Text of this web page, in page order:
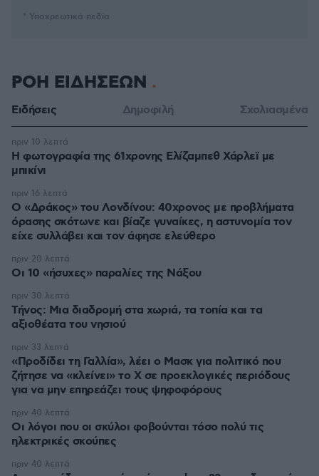
* Υποχρεωτικά πεδία
ΡΟΗ ΕΙΔΗΣΕΩΝ
Ειδήσεις Δημοφιλή Σχολιασμένα
Η φωτογραφία της 61χρονης Ελίζαμπεθ Χάρλεϊ με
μπικίνι
πριν 10 λεπτά
Ο «Δράκος» του Λονδίνου: 40χρονος με προβλήματα
όρασης σκότωνε και βίαζε γυναίκες, η αστυνομία τον
είχε συλλάβει και τον άφησε ελεύθερο
πριν 16 λεπτά
Οι 10 «ήσυχες» παραλίες της Νάξου
πριν 20 λεπτά
Τήνος: Μια διαδρομή στα χωριά, τα τοπία και τα
αξιοθέατα του νησιού
πριν 30 λεπτά
«Προδίδει τη Γαλλία», λέει ο Μασκ για πολιτικό που
ζήτησε να «κλείνει» το X σε προεκλογικές περιόδους
για να μην επηρεάζει τους ψηφοφόρους
πριν 33 λεπτά
Οι λόγοι που οι σκύλοι φοβούνται τόσο πολύ τις
ηλεκτρικές σκούπες
πριν 40 λεπτά
πριν 40 λεπτά